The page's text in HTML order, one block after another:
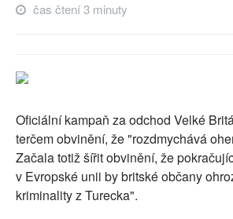
PLNÁ VERZE STRÁNEK
čas čtení 3 minuty
Oficiální kampaň za odchod Velké
terčem obvinění, že "rozdmychává
Začala totiž šířit obvinění, že
v Evropské unii by britské občany
kriminality z Turecka".